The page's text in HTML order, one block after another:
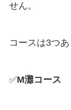
せん。
コースは3つあ
✅M灘コース